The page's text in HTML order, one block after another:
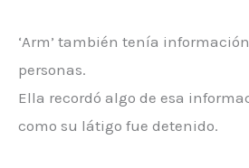
‘Arm’ también tenía
personas.
Ella recordó algo de esa
como su látigo fue detenido.